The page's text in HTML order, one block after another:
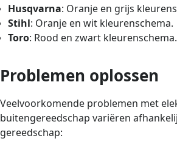
Husqvarna: Oranje en grijs
Stihl: Oranje en wit kleurenschema.
Toro: Rood en zwart kleurenschema.
Problemen oplossen
Veelvoorkomende problemen met
buitengereedschap variëren
gereedschap: